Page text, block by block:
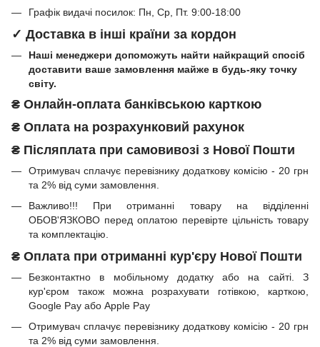
Графік видачі посилок: Пн, Ср, Пт. 9:00-18:00
✓ Доставка в інші країни за кордон
Наші менеджери допоможуть найти найкращий спосіб
доставити ваше замовлення майже в будь-яку точку
світу.
₴ Онлайн-оплата банківською карткою
₴ Оплата на розрахунковий рахунок
₴ Післяплата при самовивозі з Нової Пошти
Отримувач сплачує перевізнику додаткову комісію - 20 грн
та 2% від суми замовлення.
Важливо!!! При отриманні товару на відділенні
ОБОВ'ЯЗКОВО перед оплатою перевірте цільність товару
та комплектацію.
₴ Оплата при отриманні кур'єру Нової Пошти
Безконтактно в мобільному додатку або на сайті. З
кур'єром також можна розрахувати готівкою, карткою,
Google Pay або Apple Pay
Отримувач сплачує перевізнику додаткову комісію - 20 грн
та 2% від суми замовлення.